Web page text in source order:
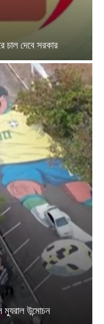
চাল দেবে সরকার
ম্যুরাল উন্মোচন